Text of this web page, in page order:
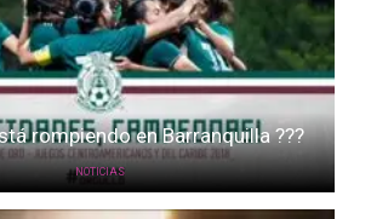
rompiendo en Barranquilla ???
NOTICIAS